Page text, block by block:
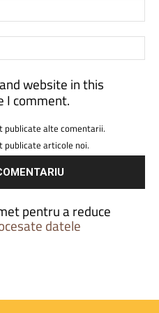
website in this
I comment.
publicate alte comentarii.
publicate articole noi.
pentru a reduce
datele